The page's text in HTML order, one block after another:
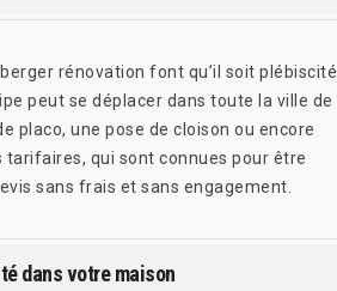
rénovation font qu’il soit plébiscité
peut se déplacer dans toute la ville de
placo, une pose de cloison ou encore
tarifaires, qui sont connues pour être
sans frais et sans engagement.
dans votre maison